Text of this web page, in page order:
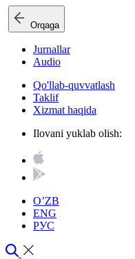
Orqaga
Jurnallar
Audio
Qo'llab-quvvatlash
Taklif
Xizmat haqida
Ilovani yuklab olish:
O’ZB
ENG
РУС